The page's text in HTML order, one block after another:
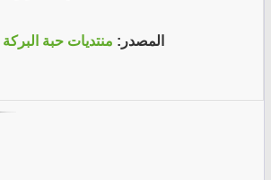
المصدر: منتديات حبة البركة